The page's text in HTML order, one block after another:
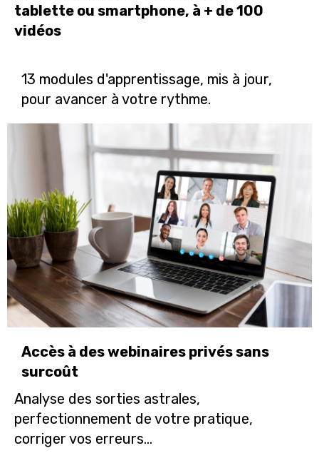
tablette ou smartphone, à + de 100
vidéos
13 modules d'apprentissage, mis à jour,
pour avancer à votre rythme.
Accès à des webinaires privés sans
surcoût
Analyse des sorties astrales,
perfectionnement de votre pratique,
corriger vos erreurs...